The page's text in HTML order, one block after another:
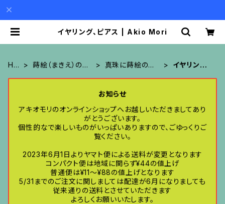
イヤリング、ピアス | Akio Mori
HO
蒔絵（まきえ）のア
真珠に蒔絵のア
イヤリング、
お知らせ
アキオモリのオンラインショップへお越しいただきましてあり
がとうございます。
個性的なで楽しいものがいっぱいありますので、ごゆっくりご
覧ください。
2023年6月1日よりヤマト便による送料が変更となります
コンパクト便は地域に関らず¥44の値上げ
普通便は¥11〜¥88の値上げとなります
5/31までのご注文に関しましては配達が6月になりましても
従来通りの送料とさせていただきます
よろしくお願いいたします。